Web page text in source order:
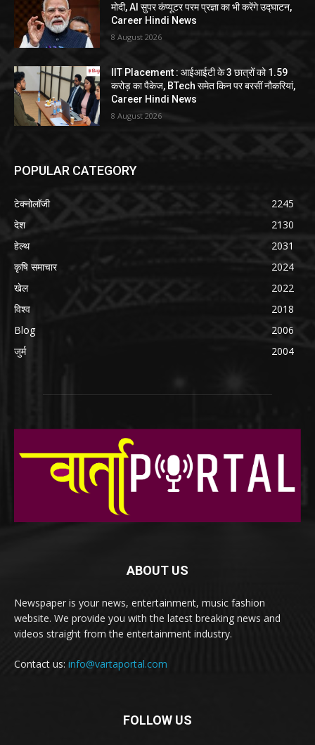
मोदी, AI सुपर कंप्यूटर परम प्रज्ञा का भी करेंगे उद्घाटन,
Career Hindi News
8 August 2026
IIT Placement : आईआईटी के 3 छात्रों को 1.59
करोड़ का पैकेज, BTech समेत किन पर बरसीं नौकरियां,
Career Hindi News
8 August 2026
POPULAR CATEGORY
टेक्नोलॉजी
2245
देश
2130
हेल्थ
2031
कृषि समाचार
2024
खेल
2022
विश्व
2018
Blog
2006
जुर्म
2004
ABOUT US
Newspaper is your news, entertainment, music fashion
website. We provide you with the latest breaking news and
videos straight from the entertainment industry.
Contact us: info@vartaportal.com
FOLLOW US